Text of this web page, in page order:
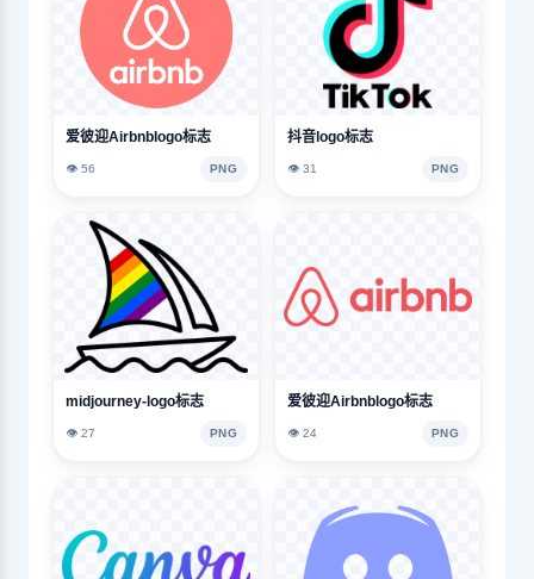
爱彼迎Airbnblogo标志
👁️ 56 PNG
抖音logo标志
👁️ 31 PNG
midjourney-logo标志
👁️ 27 PNG
爱彼迎Airbnblogo标志
👁️ 24 PNG